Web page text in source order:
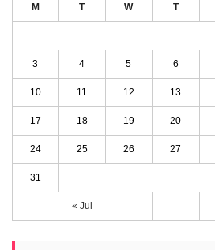
M T W T
« Jul
3 4 5 6
10 11 12 13
17 18 19 20
24 25 26 27
31